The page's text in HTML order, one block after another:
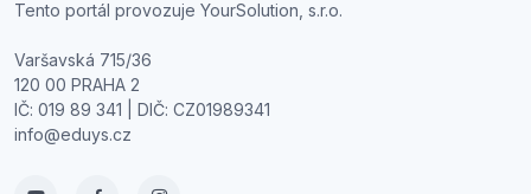
Tento portál provozuje YourSolution, s.r.o.
Varšavská 715/36
120 00 PRAHA 2
IČ: 019 89 341 | DIČ: CZ01989341
info@eduys.cz